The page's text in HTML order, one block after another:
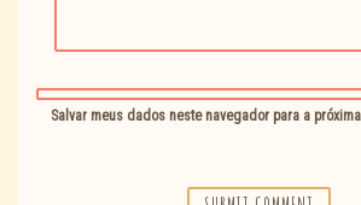
Salvar meus dados neste navegador para a